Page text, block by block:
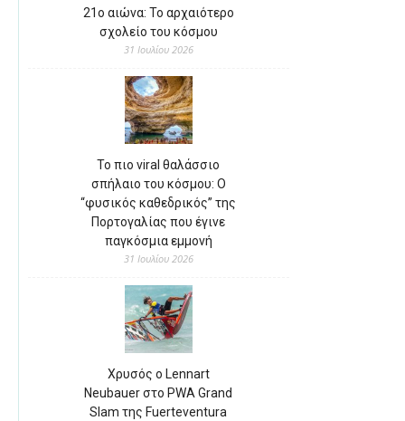
21ο αιώνα: Το αρχαιότερο
σχολείο του κόσμου
31 Ιουλίου 2026
Το πιο viral θαλάσσιο
σπήλαιο του κόσμου: Ο
“φυσικός καθεδρικός” της
Πορτογαλίας που έγινε
παγκόσμια εμμονή
31 Ιουλίου 2026
Χρυσός ο Lennart
Neubauer στο PWA Grand
Slam της Fuerteventura